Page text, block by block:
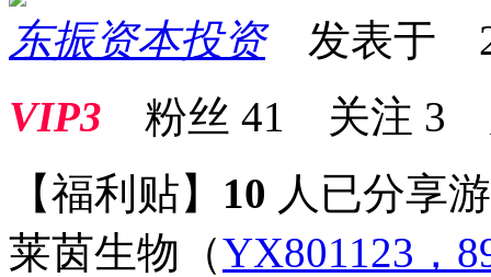
东振资本投资发表于
VIP3 粉丝 41 关注 3
【福利贴】 10 人已分享
莱茵生物 （YX801123，